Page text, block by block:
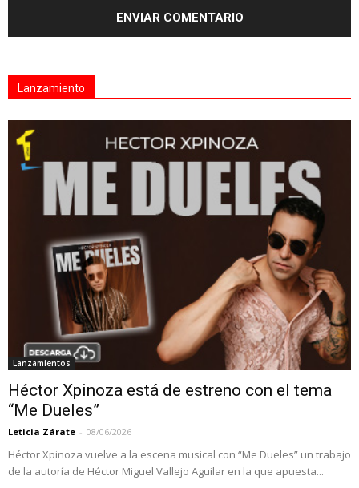
Lanzamiento
Lanzamientos
Héctor Xpinoza está de estreno con el tema
“Me Dueles”
Leticia Zárate - 08/06/2026
Héctor Xpinoza vuelve a la escena musical con “Me Dueles” un trabajo
de la autoría de Héctor Miguel Vallejo Aguilar en la que apuesta...